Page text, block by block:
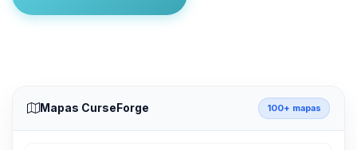
Mapas CurseForge 100+ mapas